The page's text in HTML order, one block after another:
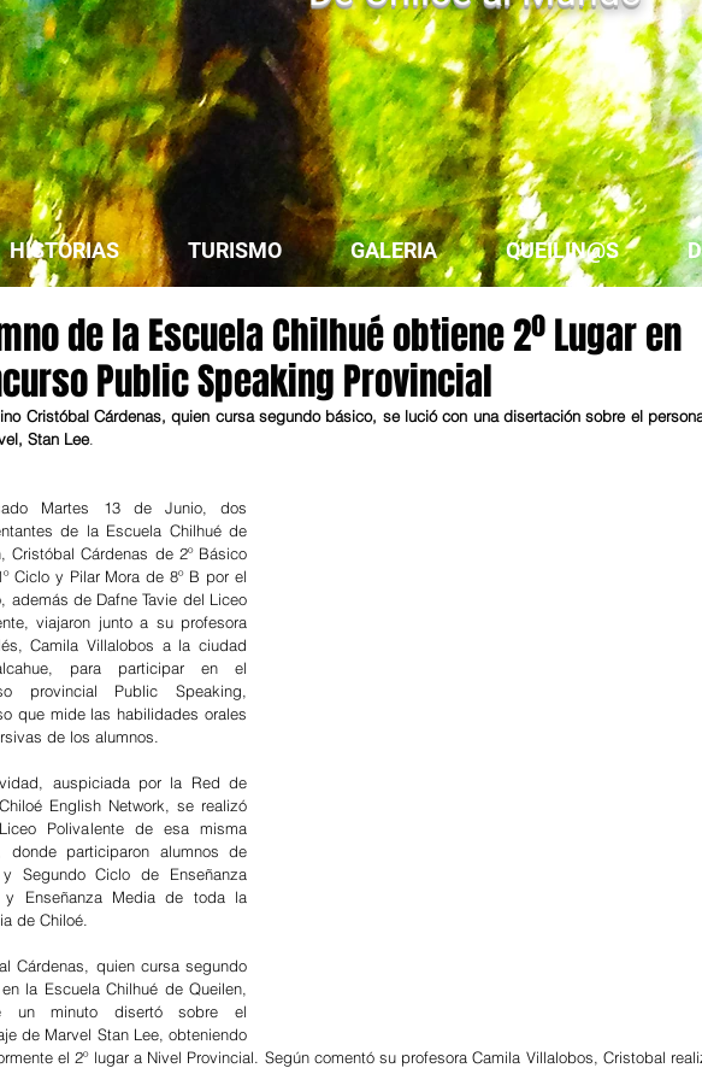
HISTORIAS TURISMO GALERIA QUEILIN@S
de la Escuela Chilhué obtiene 2º Lugar en
Public Speaking Provincial
Cristóbal Cárdenas, quien cursa segundo básico, se lució con una disertación sobre el
Stan Lee.
Martes 13 de Junio, dos
de la Escuela Chilhué de
Cristóbal Cárdenas de 2º Básico
Ciclo y Pilar Mora de 8º B por el
además de Dafne Tavie del Liceo
viajaron junto a su profesora
Camila Villalobos a la ciudad
para participar en el
provincial Public Speaking,
que mide las habilidades orales
de los alumnos.
auspiciada por la Red de
English Network, se realizó
Polivalente de esa misma
donde participaron alumnos de
y Segundo Ciclo de Enseñanza
y Enseñanza Media de toda la
de Chiloé.
Cárdenas, quien cursa segundo
la Escuela Chilhué de Queilen,
un minuto disertó sobre el
de Marvel Stan Lee, obteniendo
el 2º lugar a Nivel Provincial. Según comentó su profesora Camila Villalobos, Cristobal